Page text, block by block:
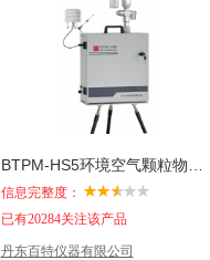
信息完整度：
已有20284关注该产品
丹东百特仪器有限公司